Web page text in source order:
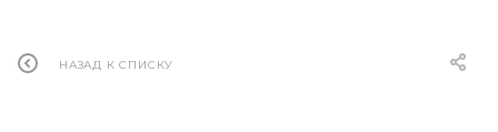
НАЗАД К СПИСКУ